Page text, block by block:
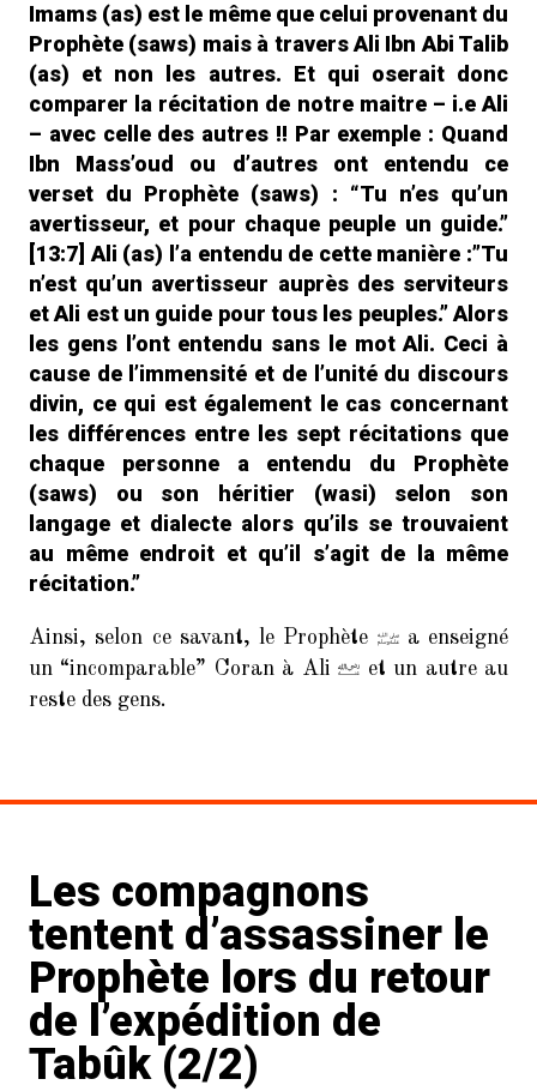
Imams (as) est le même que celui provenant du
Prophète (saws) mais à travers Ali Ibn Abi Talib
(as) et non les autres. Et qui oserait donc
comparer la récitation de notre maitre – i.e Ali
– avec celle des autres !! Par exemple : Quand
Ibn Mass’oud ou d’autres ont entendu ce
verset du Prophète (saws) : “Tu n’es qu’un
avertisseur, et pour chaque peuple un guide.”
[13:7] Ali (as) l’a entendu de cette manière :”Tu
n’est qu’un avertisseur auprès des serviteurs
et Ali est un guide pour tous les peuples.” Alors
les gens l’ont entendu sans le mot Ali. Ceci à
cause de l’immensité et de l’unité du discours
divin, ce qui est également le cas concernant
les différences entre les sept récitations que
chaque personne a entendu du Prophète
(saws) ou son héritier (wasi) selon son
langage et dialecte alors qu’ils se trouvaient
au même endroit et qu’il s’agit de la même
récitation.”
Ainsi, selon ce savant, le Prophète
a enseigné
un “incomparable” Coran à Ali
et un autre au
reste des gens.
Les compagnons
tentent d’assassiner le
Prophète lors du retour
de l’expédition de
Tabûk (2/2)